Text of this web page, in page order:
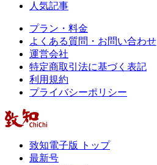
人気記事
プラン・料金
よくある質問・お問い合わせ
運営会社
特定商取引法に基づく表記
利用規約
プライバシーポリシー
致知電子版 トップ
最新号